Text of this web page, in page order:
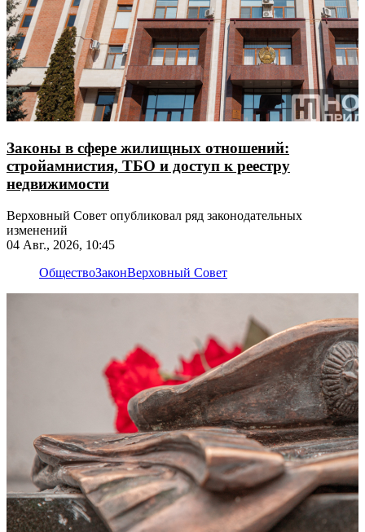
Законы в сфере жилищных отношений:
стройамнистия, ТБО и доступ к реестру
недвижимости
Верховный Совет опубликовал ряд законодательных
изменений
04 Авг., 2026, 10:45
ОбществоЗаконВерховный Совет